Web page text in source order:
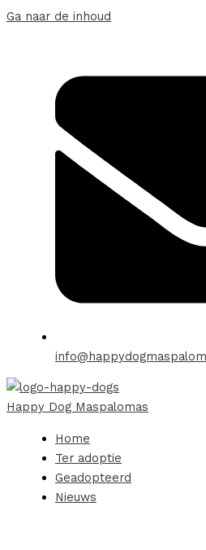
Ga naar de inhoud
Happy Dog Maspalomas
Home
Ter adoptie
Geadopteerd
Nieuws